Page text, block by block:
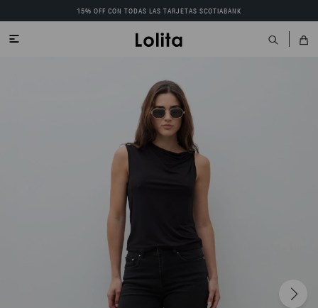
15% OFF CON TODAS LAS TARJETAS SCOTIABANK
